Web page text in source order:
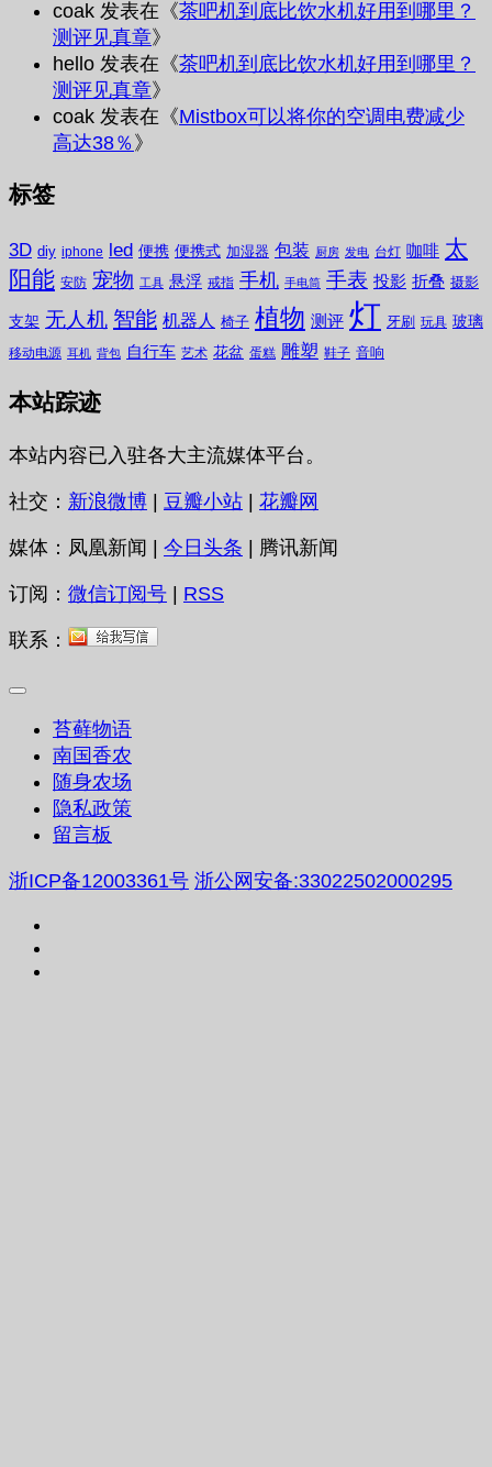
coak 发表在《茶吧机到底比饮水机好用到哪里？
测评见真章》
hello 发表在《茶吧机到底比饮水机好用到哪里？
测评见真章》
coak 发表在《Mistbox可以将你的空调电费减少
高达38％ 》
标签
3D diy iphone led 便携 便携式 加湿器 包装 厨房 发电 台灯 咖啡 太
阳能 安防 宠物 工具 悬浮 戒指 手机 手电筒 手表 投影 折叠 摄影
支架 无人机 智能 机器人 椅子 植物 测评 灯 牙刷 玩具 玻璃
移动电源 耳机 背包 自行车 艺术 花盆 蛋糕 雕塑 鞋子 音响
本站踪迹
本站内容已入驻各大主流媒体平台。
社交： 新浪微博 | 豆瓣小站 | 花瓣网
媒体：凤凰新闻 | 今日头条 | 腾讯新闻
订阅： 微信订阅号 | RSS
联系：
苔藓物语
南国香农
随身农场
隐私政策
留言板
浙ICP备12003361号 浙公网安备:33022502000295